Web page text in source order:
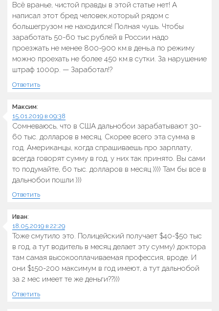
Всё вранье, чистой правды в этой статье нет! А
написал этот бред человек,который рядом с
большегрузом не находился! Полная чушь. Чтобы
заработать 50-60 тыс.рублей в России надо
проезжать не менее 800-900 км.в день,а по режиму
можно проехать не более 450 км.в сутки. За нарушение
штраф 1000р. — Заработал!?
Ответить
Максим:
15.01.2019 в 09:38
Сомневаюсь, что в США дальнобои зарабатывают 30-
60 тыс. долларов в месяц. Скорее всего эта сумма в
год. Американцы, когда спрашиваешь про зарплату,
всегда говорят сумму в год, у них так принято. Вы сами
то подумайте, 60 тыс. долларов в месяц )))) Там бы все в
дальнобои пошли )))
Ответить
Иван:
18.05.2019 в 22:29
Тоже смутило это. Полицейский получает $40-$50 тыс
в год, а тут водитель в месяц делает эту сумму) доктора
там самая высокооплачиваемая профессия, вроде. И
они $150-200 максимум в год имеют, а тут дальнобой
за 2 мес имеет те же деньги??)))
Ответить